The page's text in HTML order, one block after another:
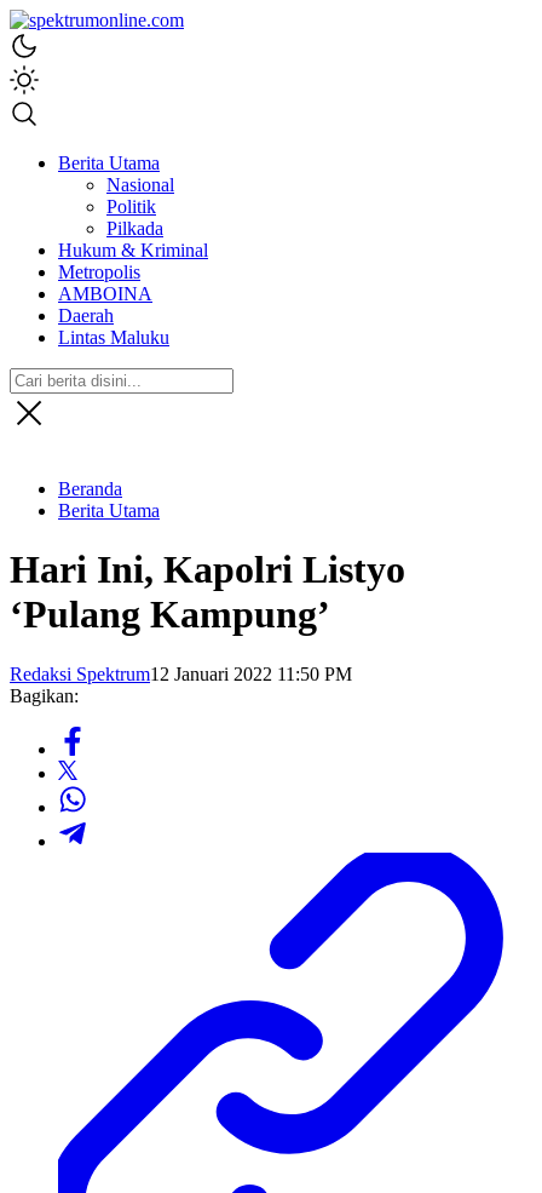
spektrumonline.com
Berita Utama
Nasional
Politik
Pilkada
Hukum & Kriminal
Metropolis
AMBOINA
Daerah
Lintas Maluku
Beranda
Berita Utama
Hari Ini, Kapolri Listyo
‘Pulang Kampung’
Redaksi Spektrum12 Januari 2022 11:50 PM
Bagikan: